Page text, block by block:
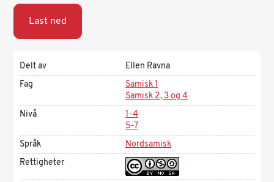
Last ned
Delt av
Ellen Ravna
Fag
Samisk 1
Samisk 2, 3 og 4
Nivå
1-4
5-7
Språk
Nordsamisk
Rettigheter